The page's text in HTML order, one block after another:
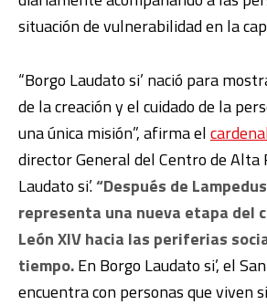
situación de vulnerabilidad en la
“Borgo Laudato si’ nació para
de la creación y el cuidado de la
una única misión”, afirma el
director General del Centro de Alta
Laudato si’.“Después de
representa una nueva etapa del
León XIV hacia las periferias
tiempo.En Borgo Laudato si’, el
encuentra con personas que viven